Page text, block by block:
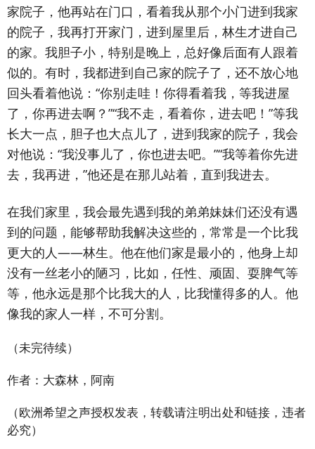
家院子，他再站在门口，看着我从那个小门进到我家
的院子，我再打开家门，进到屋里后，林生才进自己
的家。我胆子小，特别是晚上，总好像后面有人跟着
似的。有时，我都进到自己家的院子了，还不放心地
回头看着他说：“你别走哇！你得看着我，等我进屋
了，你再进去啊？”“我不走，看着你，进去吧！”等我
长大一点，胆子也大点儿了，进到我家的院子，我会
对他说：“我没事儿了，你也进去吧。”“我等着你先进
去，我再进，”他还是在那儿站着，直到我进去。
在我们家里，我会最先遇到我的弟弟妹妹们还没有遇
到的问题，能够帮助我解决这些的，常常是一个比我
更大的人——林生。他在他们家是最小的，他身上却
没有一丝老小的陋习，比如，任性、顽固、耍脾气等
等，他永远是那个比我大的人，比我懂得多的人。他
像我的家人一样，不可分割。
（未完待续）
作者：大森林，阿南
（欧洲希望之声授权发表，转载请注明出处和链接，违者
必究）